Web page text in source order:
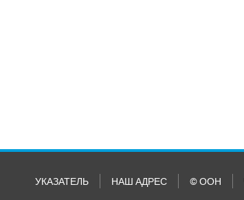
УКАЗАТЕЛЬ НАШ АДРЕС © ООН